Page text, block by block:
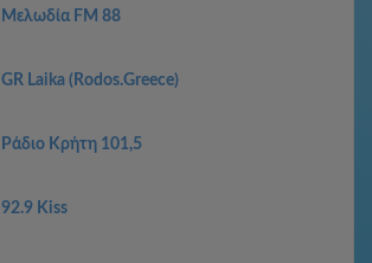
Μελωδία FM 88
GR Laika (Rodos.Greece)
Ράδιο Κρήτη 101,5
92.9 Kiss